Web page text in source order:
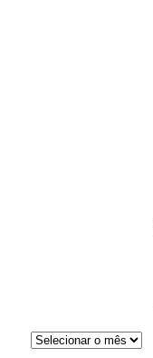
Arquivo